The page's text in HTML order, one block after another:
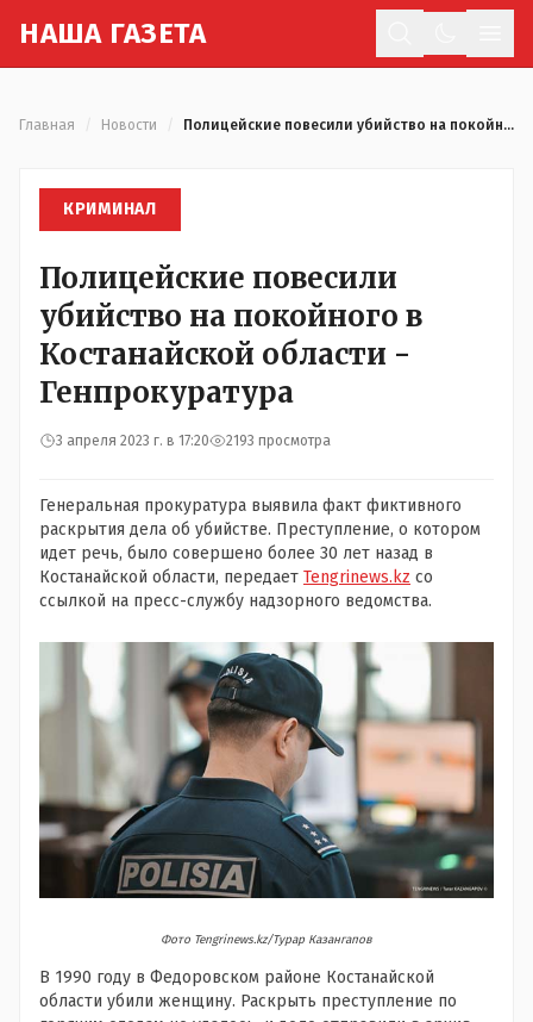
НАША ГАЗЕТА
Главная Новости Полицейские повесили убийство на покойного в Костанайской области - Генпрокуратура
КРИМИНАЛ
Полицейские повесили
убийство на покойного в
Костанайской области -
Генпрокуратура
3 апреля 2023 г. в 17:20 2193 просмотра
Генеральная прокуратура выявила факт фиктивного
раскрытия дела об убийстве. Преступление, о котором
идет речь, было совершено более 30 лет назад в
Костанайской области, передает Tengrinews.kz со
ссылкой на пресс-службу надзорного ведомства.
Фото Tengrinews.kz/Турар Казангапов
В 1990 году в Федоровском районе Костанайской
области убили женщину. Раскрыть преступление по